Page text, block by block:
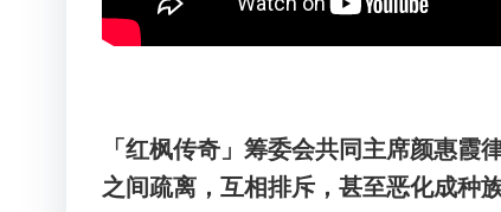
「红枫传奇」筹委会共同主席颜惠
之间疏离，互相排斥，甚至恶化成种